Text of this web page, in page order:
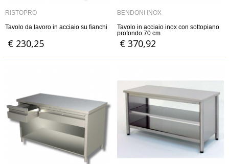
RISTOPRO
Tavolo da lavoro in acciaio su fianchi
€ 230,25
BENDONI INOX
Tavolo in acciaio inox con sottopiano
profondo 70 cm
€ 370,92